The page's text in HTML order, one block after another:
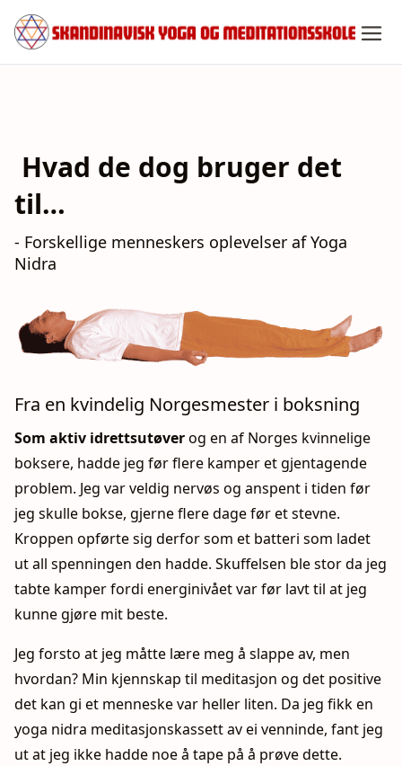
Spring
indhold
Hvad de dog bruger det
til…
- Forskellige menneskers oplevelser af Yoga
Nidra
Fra en kvindelig Norgesmester i boksning
Som aktiv idrettsutøverog en af Norges kvinnelige
boksere, hadde jeg før flere kamper et gjentagende
problem. Jeg var veldig nervøs og anspent i tiden før
jeg skulle bokse, gjerne flere dage før et stevne.
Kroppen opførte sig derfor som et batteri som ladet
ut all spenningen den hadde. Skuffelsen ble stor da jeg
tabte kamper fordi energinivået var før lavt til at jeg
kunne gjøre mit beste.
Jeg forsto at jeg måtte lære meg å slappe av, men
hvordan? Min kjennskap til meditasjon og det positive
det kan gi et menneske var heller liten. Da jeg fikk en
yoga nidra meditasjonskassett av ei venninde, fant jeg
ut at jeg ikke hadde noe å tape på å prøve dette.